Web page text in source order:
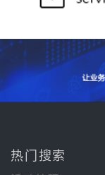
热门搜索